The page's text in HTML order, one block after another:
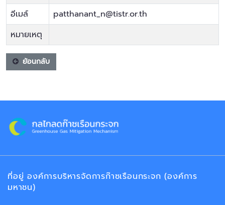
อีเมล์
patthanant_n@tistr.or.th
หมายเหตุ
ย้อนกลับ
ที่อยู่ องค์การบริหารจัดการก๊าซเรือนกระจก (องค์การ
มหาชน)